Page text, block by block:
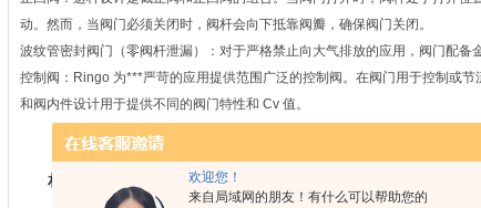
欢迎您！
来自局域网的朋友！有什么可以帮助您的
动。然而，当阀门必须关闭时，阀杆会向下抵靠阀瓣，确保阀门关闭。
波纹管密封阀门（零阀杆泄漏）：对于严格禁止向大气排放的应用，阀门配备
控制阀：Ringo 为***严苛的应用提供范围广泛的控制阀。在阀门用于控制或
和阀内件设计用于提供不同的阀门特性和 Cv 值。
相关产品